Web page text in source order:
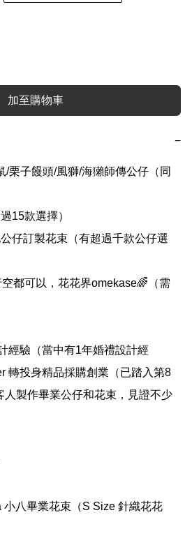
加至購物車
−
/栗子饅頭/風獅/海獺師傳公仔（同
15款選擇）
仔訂製花束（有超過千款公仔選
都可以，花花界omekase🌈（需
經驗（當中有1年婚禮設計經
轉投身精品採購創業（已踏入第8
人製作畢業公仔和花束，見證不少
八畢業花束（S Size 針織花花